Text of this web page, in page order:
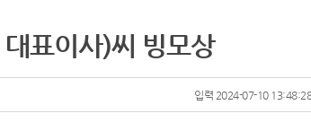
표이사)씨 빙모상
입력 2024-07-10 13:48:28